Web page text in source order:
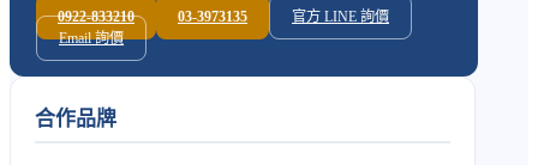
0922-833210 03-3973135
官方 LINE 詢價
Email 詢價
合作品牌